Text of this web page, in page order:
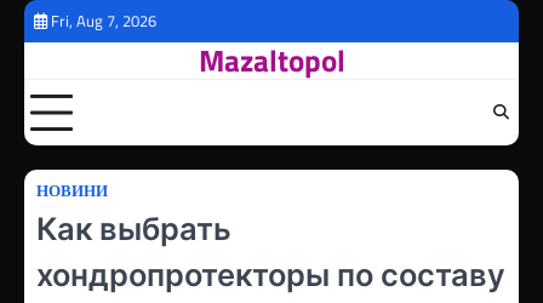
ПерейтиFri, Aug 7, 2026
Mazaltopol
НОВИНИ
Как выбрать
хондропротекторы по составу